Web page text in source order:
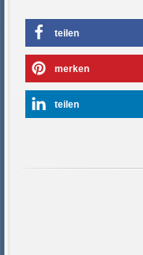
teilen
merken
teilen